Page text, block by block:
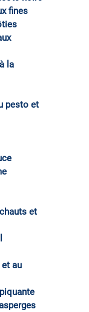
fines
la
pesto et
et
au